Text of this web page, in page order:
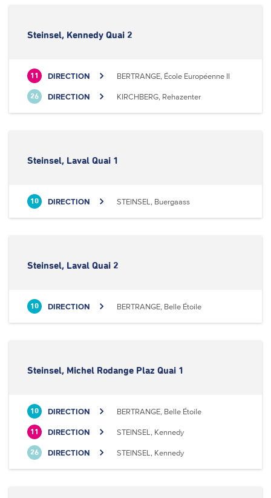
Steinsel, Kennedy Quai 2
11 DIRECTION BERTRANGE, École Européenne II
26 DIRECTION KIRCHBERG, Rehazenter
Steinsel, Laval Quai 1
10 DIRECTION STEINSEL, Buergaass
Steinsel, Laval Quai 2
10 DIRECTION BERTRANGE, Belle Étoile
Steinsel, Michel Rodange Plaz Quai 1
10 DIRECTION BERTRANGE, Belle Étoile
11 DIRECTION STEINSEL, Kennedy
26 DIRECTION STEINSEL, Kennedy